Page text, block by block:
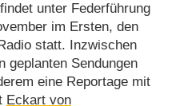
unter Federführung
im Ersten, den
statt. Inzwischen
geplanten Sendungen
eine Reportage mit
Eckart von